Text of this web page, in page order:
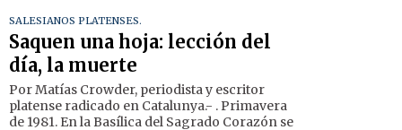
SALESIANOS PLATENSES.
Saquen una hoja: lección del
día, la muerte
Por Matías Crowder, periodista y escritor
platense radicado en Catalunya.- . Primavera
de 1981. En la Basílica del Sagrado Corazón se